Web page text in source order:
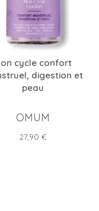
cycle confort
digestion et
peau
OMUM
Prix
27,90 €